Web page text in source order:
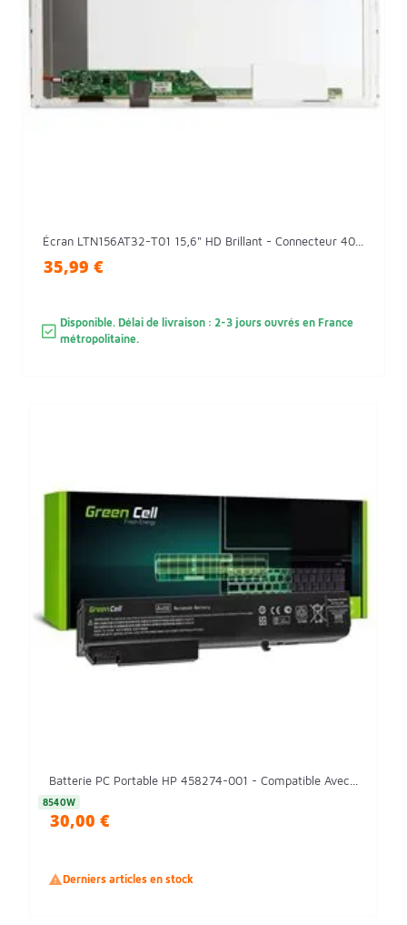
Écran LTN156AT32-T01 15,6" HD Brillant - Connecteur 40...
35,99 €
Disponible. Délai de livraison : 2-3 jours ouvrés en France
métropolitaine.
Batterie PC Portable HP 458274-001 - Compatible Avec...
8540W
30,00 €
Derniers articles en stock